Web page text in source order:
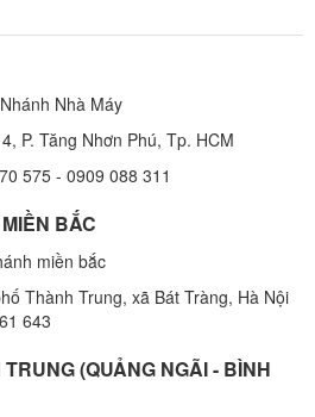
Nhà Máy
P. Tăng Nhơn Phú, Tp. HCM
575 - 0909 088 311
BẮC
miền bắc
Thành Trung, xã Bát Tràng, Hà Nội
643
(QUẢNG NGÃI - BÌNH